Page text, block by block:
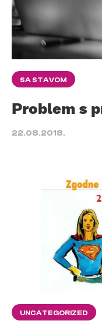
SA STAVOM
Problem s
22.08.2018.
UNCATEGORIZED